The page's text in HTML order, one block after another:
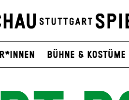
Bühne & Kostüme